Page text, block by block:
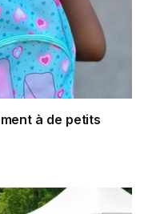
à de petits